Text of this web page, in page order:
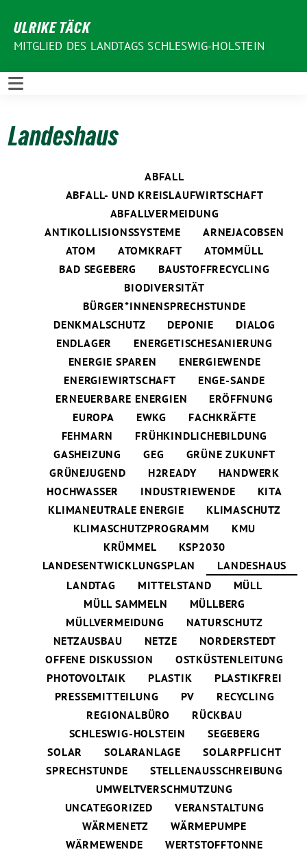
zum
Inhalt
ULRIKE TÄCK
MITGLIED DES LANDTAGS SCHLESWIG-HOLSTEIN
Landeshaus
ABFALL
ABFALL- UND KREISLAUFWIRTSCHAFT
ABFALLVERMEIDUNG
ANTIKOLLISIONSSYSTEME
ARNEJACOBSEN
ATOM
ATOMKRAFT
ATOMMÜLL
BAD SEGEBERG
BAUSTOFFRECYCLING
BIODIVERSITÄT
BÜRGER*INNENSPRECHSTUNDE
DENKMALSCHUTZ
DEPONIE
DIALOG
ENDLAGER
ENERGETISCHESANIERUNG
ENERGIE SPAREN
ENERGIEWENDE
ENERGIEWIRTSCHAFT
ENGE-SANDE
ERNEUERBARE ENERGIEN
ERÖFFNUNG
EUROPA
EWKG
FACHKRÄFTE
FEHMARN
FRÜHKINDLICHEBILDUNG
GASHEIZUNG
GEG
GRÜNE ZUKUNFT
GRÜNEJUGEND
H2READY
HANDWERK
HOCHWASSER
INDUSTRIEWENDE
KITA
KLIMANEUTRALE ENERGIE
KLIMASCHUTZ
KLIMASCHUTZPROGRAMM
KMU
KRÜMMEL
KSP2030
LANDESENTWICKLUNGSPLAN
LANDESHAUS
LANDTAG
MITTELSTAND
MÜLL
MÜLL SAMMELN
MÜLLBERG
MÜLLVERMEIDUNG
NATURSCHUTZ
NETZAUSBAU
NETZE
NORDERSTEDT
OFFENE DISKUSSION
OSTKÜSTENLEITUNG
PHOTOVOLTAIK
PLASTIK
PLASTIKFREI
PRESSEMITTEILUNG
PV
RECYCLING
REGIONALBÜRO
RÜCKBAU
SCHLESWIG-HOLSTEIN
SEGEBERG
SOLAR
SOLARANLAGE
SOLARPFLICHT
SPRECHSTUNDE
STELLENAUSSCHREIBUNG
UMWELTVERSCHMUTZUNG
UNCATEGORIZED
VERANSTALTUNG
WÄRMENETZ
WÄRMEPUMPE
WÄRMEWENDE
WERTSTOFFTONNE